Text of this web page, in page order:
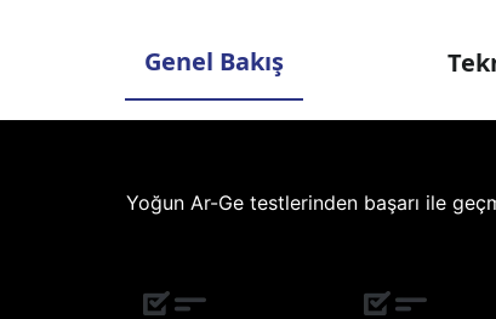
Genel Bakış
Yoğun Ar-Ge testlerinden başarı ile